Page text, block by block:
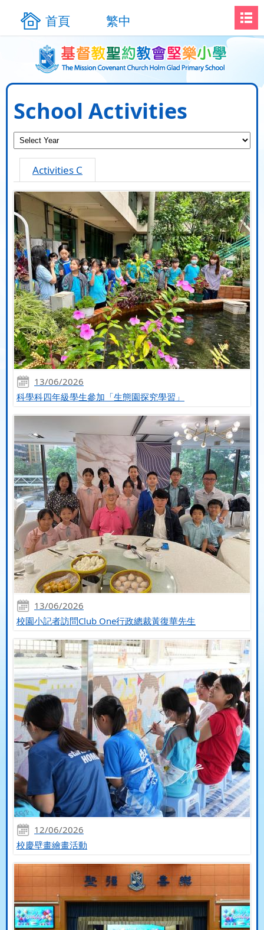
首頁 繁中
School Activities
Activities C
13/06/2026
科學科四年級學生參加「生態園探究學習」
13/06/2026
校園小記者訪問Club One行政總裁黃復華先生
12/06/2026
校慶壁畫繪畫活動